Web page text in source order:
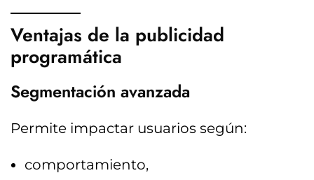
Ventajas de la publicidad
programática
Segmentación avanzada
Permite impactar usuarios según:
comportamiento,